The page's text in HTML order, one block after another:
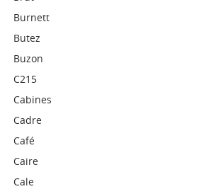
Burnett
Butez
Buzon
C215
Cabines
Cadre
Café
Caire
Cale